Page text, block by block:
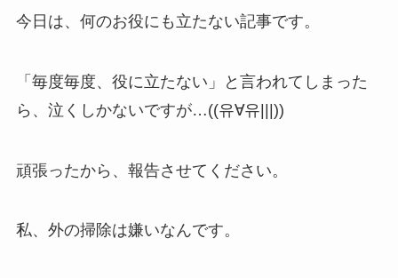
今日は、何のお役にも立たない記事です。
「毎度毎度、役に立たない」と言われてしまった
ら、泣くしかないですが…((유∀유|||))
頑張ったから、報告させてください。
私、外の掃除は嫌いなんです。